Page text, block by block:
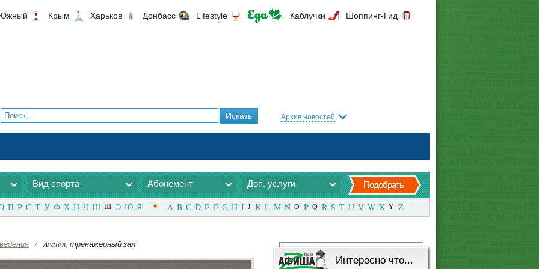
Крым Харьков Донбасс Lifestyle Каблучки Шоппинг-Гид
Архив новостей
Вид спорта Абонемент Доп. услуги Подобрать
П Р С Т У Ф Х Ц Ч Ш Щ Э Ю Я A B C D E F G H I J K L M N O P Q R S T U V W X Y Z
/ Avalon, тренажерный зал
Интересно что...